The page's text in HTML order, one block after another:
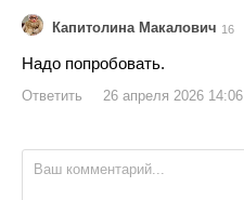
Капитолина Макалович 16
Надо попробовать.
Ответить 26 апреля 2026 14:06